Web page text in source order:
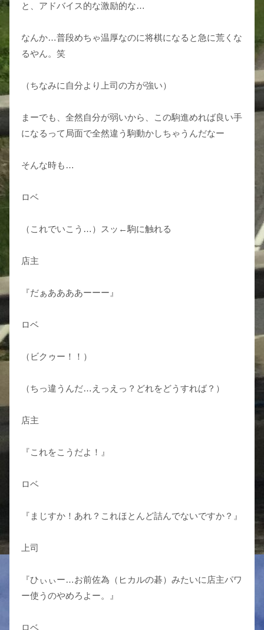
と、アドバイス的な激励的な…
なんか…普段めちゃ温厚なのに将棋になると急に荒くな
るやん。笑
（ちなみに自分より上司の方が強い）
まーでも、全然自分が弱いから、この駒進めれば良い手
になるって局面で全然違う駒動かしちゃうんだなー
そんな時も…
ロベ
（これでいこう…）スッ←駒に触れる
店主
『だぁああああーーー』
ロベ
（ビクゥー！！）
（ちっ違うんだ…えっえっ？どれをどうすれば？）
店主
『これをこうだよ！』
ロベ
『まじすか！あれ？これほとんど詰んでないですか？』
上司
『ひぃぃー…お前佐為（ヒカルの碁）みたいに店主パワ
ー使うのやめろよー。』
ロベ